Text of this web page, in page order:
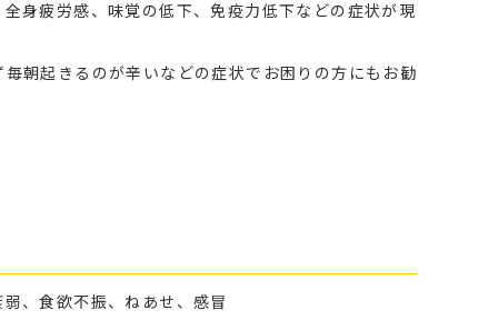
身疲労感、味覚の低下、免疫力低下などの症状が現
朝起きるのが辛いなどの症状でお困りの方にもお勧
、食欲不振、ねあせ、感冒